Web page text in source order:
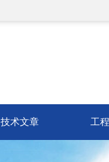
技术文章 工